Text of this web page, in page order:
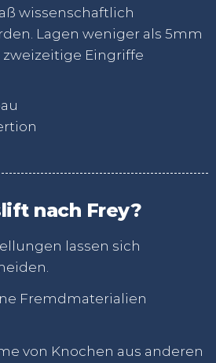
wissenschaftlich
Lagen weniger als 5mm
Eingriffe
nach Frey?
lassen sich
Fremdmaterialien
von Knochen aus anderen